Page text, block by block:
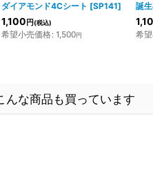
ダイアモンド4Cシート [SP141]
1,100 円(税込)
希望小売価格: 1,500円
誕
希
んな商品も買っています